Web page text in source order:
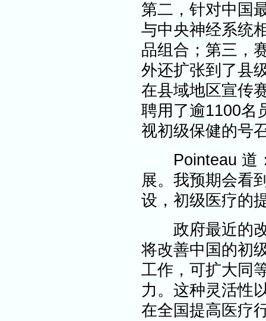
第二，针对中国
与中央神经系统
品组合；第三，
外还扩张到了县
在县域地区宣传
聘用了逾1100名
视初级保健的号
Pointeau 道：
展。我预期会看
设，初级医疗的
政府最近的改
将改善中国的初
工作，可扩大同
力。这种灵活性
在全国提高医疗